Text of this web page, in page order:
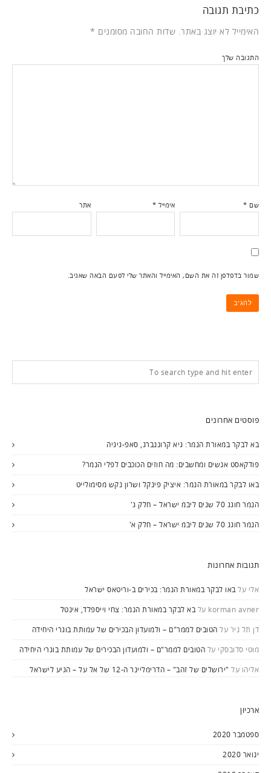
כתיבת תגובה
האימייל לא יוצג באתר. שדות החובה מסומנים *
התגובה שלך
שם * אימייל * אתר
שמור בדפדפן זה את השם, האימייל והאתר שלי לפעם הבאה שאגיב.
פוסטים אחרונים
בא לבקר במאורת הנמר: גיא קרוננברג, סאפ-גיגיה
פודקאסט אנשים ומחשבים: מה חוזים הכוכבים לפלי הנמר?
באו לבקר במאורת הנמר: איציק פינקל ושרון נקש מסימולייט
הנמר חוגג 70 שנים ליבמ ישראל – חלק ג'
הנמר חוגג 70 שנים ליבמ ישראל – חלק א'
תגובות אחרונות
אלי עלבאו לבקר במאורת הנמר: בכירים ב-וריטאס ישראל
korman avner עלבא לבקר במאורת הנמר: צחי וייספלד, אינטל
דן תל ניר על הטובים לממר"ם – ולמועדון הבכירים של עמותת בוגרי היחידה
מוטי סדובסקי על הטובים לממר"ם – ולמועדון הבכירים של עמותת בוגרי היחידה
אליהו על "ירושלים של זהב" – הדרימליינר ה-12 של אל על – הגיע לישראל
ארכיון
ספטמבר 2020
ינואר 2020